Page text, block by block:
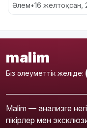
Әлем•16 желтоқсан,
malim
Біз әлеуметтік желіде:
Malim — анализге
пікірлер мен